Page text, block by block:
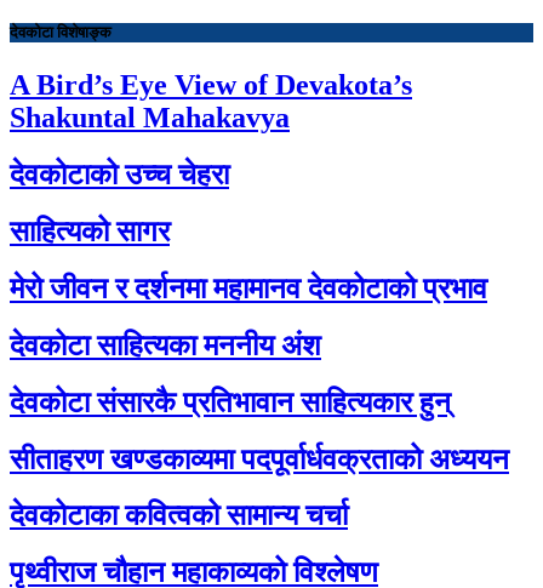
देवकोटा विशेषाङ्क
A Bird’s Eye View of Devakota’s
Shakuntal Mahakavya
देवकोटाको उच्च चेहरा
साहित्यको सागर
मेरो जीवन र दर्शनमा महामानव देवकोटाको प्रभाव
देवकोटा साहित्यका मननीय अंश
देवकोटा संसारकै प्रतिभावान साहित्यकार हुन्
सीताहरण खण्डकाव्यमा पदपूर्वार्धवक्रताको अध्ययन
देवकोटाका कवित्वको सामान्य चर्चा
पृथ्वीराज चौहान महाकाव्यको विश्लेषण